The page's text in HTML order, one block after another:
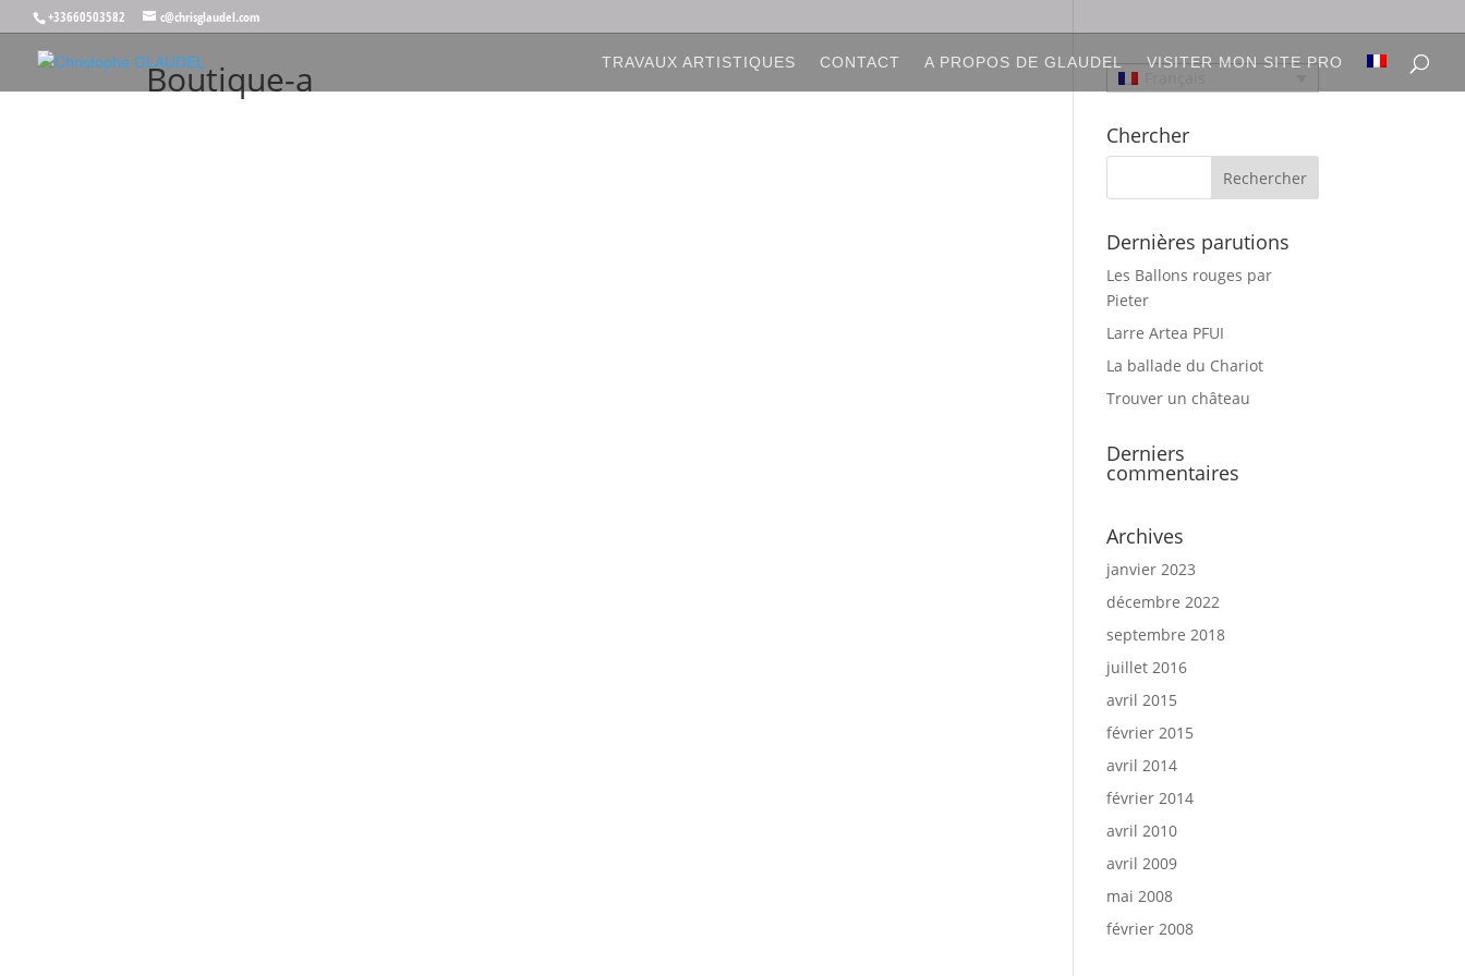
+33660503582 c@chrisglaudel.com
TRAVAUX ARTISTIQUES CONTACT A PROPOS DE GLAUDEL VISITER MON SITE PRO
Boutique-a
Chercher
Dernières parutions
Les Ballons rouges par
Pieter
Larre Artea PFUI
La ballade du Chariot
Trouver un château
Derniers
commentaires
Archives
janvier 2023
décembre 2022
septembre 2018
juillet 2016
avril 2015
février 2015
avril 2014
février 2014
avril 2010
avril 2009
mai 2008
février 2008